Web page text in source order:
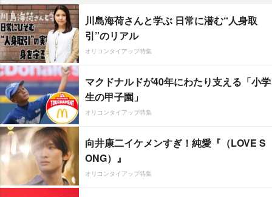
川島海荷さんと学ぶ 日常に潜む“人身取
引”のリアル
オリコンタイアップ特集
マクドナルドが40年にわたり支える「小学
生の甲子園」
オリコンタイアップ特集
向井康二イケメンすぎ！純愛『（LOVE S
ONG）』
オリコンタイアップ特集